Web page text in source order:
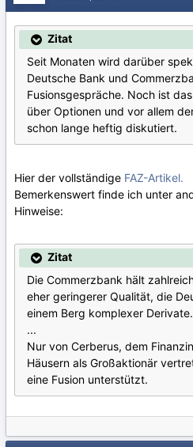
Zitat
Seit Monaten wird darüber
Deutsche Bank und
Fusionsgespräche. Noch ist
über Optionen und vor allem
schon lange heftig diskutiert.
Hier der vollständige FAZ-Artikel.
Bemerkenswert finde ich unter
Hinweise:
Zitat
Die Commerzbank hält
eher geringerer Qualität, die
einem Berg komplexer Derivate.
...
Nur von Cerberus, dem
Häusern als Großaktionär
eine Fusion unterstützt.